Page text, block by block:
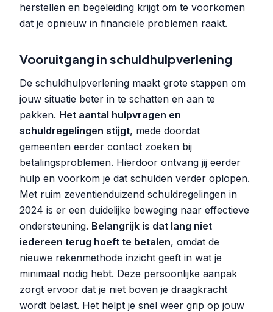
herstellen en begeleiding krijgt om te voorkomen
dat je opnieuw in financiële problemen raakt.
Vooruitgang in schuldhulpverlening
De schuldhulpverlening maakt grote stappen om
jouw situatie beter in te schatten en aan te
pakken. Het aantal hulpvragen en
schuldregelingen stijgt, mede doordat
gemeenten eerder contact zoeken bij
betalingsproblemen. Hierdoor ontvang jij eerder
hulp en voorkom je dat schulden verder oplopen.
Met ruim zeventienduizend schuldregelingen in
2024 is er een duidelijke beweging naar effectieve
ondersteuning. Belangrijk is dat lang niet
iedereen terug hoeft te betalen, omdat de
nieuwe rekenmethode inzicht geeft in wat je
minimaal nodig hebt. Deze persoonlijke aanpak
zorgt ervoor dat je niet boven je draagkracht
wordt belast. Het helpt je snel weer grip op jouw